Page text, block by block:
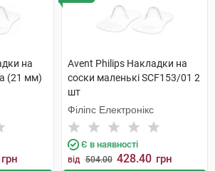
на
(21 мм)
грн
Avent Philips Накладки на
соски маленькі SCF153/01 2
шт
Філіпс Електронікс
Є в наявності
від 504.00 428.40 грн